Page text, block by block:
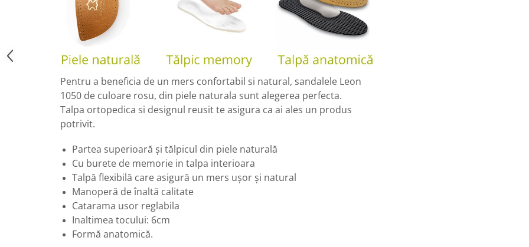
Pentru a beneficia de un mers confortabil si natural, sandalele Leon
1050 de culoare rosu, din piele naturala sunt alegerea perfecta.
Talpa ortopedica si designul reusit te asigura ca ai ales un produs
potrivit.
Partea superioară şi tălpicul din piele naturală
Cu burete de memorie in talpa interioara
Talpă flexibilă care asigură un mers uşor şi natural
Manoperă de înaltă calitate
Catarama usor reglabila
Inaltimea tocului: 6cm
Formă anatomică.